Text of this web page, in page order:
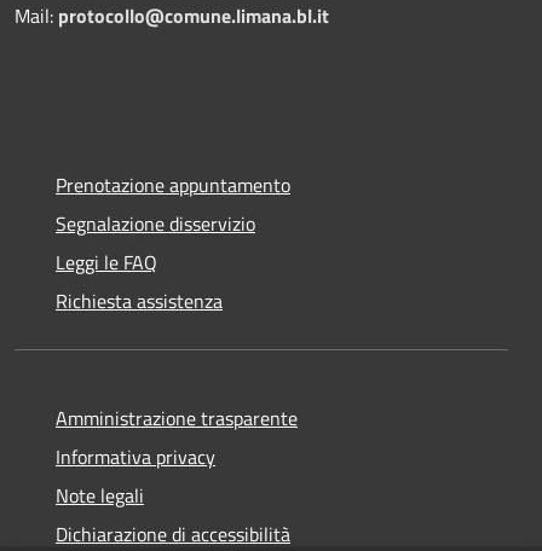
Mail: protocollo@comune.limana.bl.it
Prenotazione appuntamento
Segnalazione disservizio
Leggi le FAQ
Richiesta assistenza
Amministrazione trasparente
Informativa privacy
Note legali
Dichiarazione di accessibilità